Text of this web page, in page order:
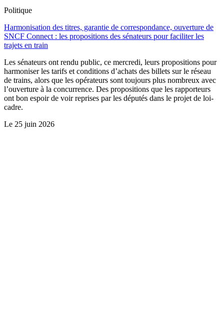
Politique
Harmonisation des titres, garantie de correspondance, ouverture de
SNCF Connect : les propositions des sénateurs pour faciliter les
trajets en train
Les sénateurs ont rendu public, ce mercredi, leurs propositions pour
harmoniser les tarifs et conditions d’achats des billets sur le réseau
de trains, alors que les opérateurs sont toujours plus nombreux avec
l’ouverture à la concurrence. Des propositions que les rapporteurs
ont bon espoir de voir reprises par les députés dans le projet de loi-
cadre.
Le 25 juin 2026